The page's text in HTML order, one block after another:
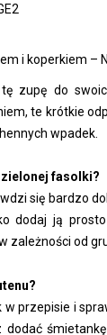
i koperkiem –
zupę do
te krótkie
wpadek.
fasolki?
się bardzo
dodaj ją
zależności od
w przepisie i
dodać